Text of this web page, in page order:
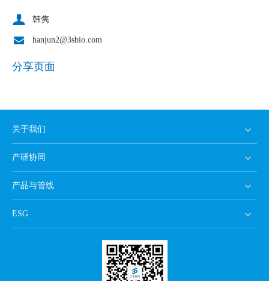
韩隽
hanjun2@3sbio.com
分享页面
关于我们
产研协同
产品与管线
ESG